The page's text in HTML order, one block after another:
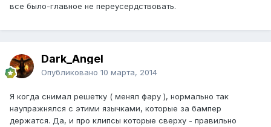
все было-главное не переусердствовать.
Dark_Angel
Опубликовано 10 марта, 2014
Я когда снимал решетку ( менял фару ), нормально так
наупражнялся с этими язычками, которые за бампер
держатся. Да, и про клипсы которые сверху - правильно